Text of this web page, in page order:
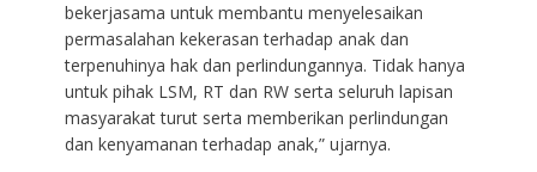
bekerjasama untuk membantu menyelesaikan
permasalahan kekerasan terhadap anak dan
terpenuhinya hak dan perlindungannya. Tidak hanya
untuk pihak LSM, RT dan RW serta seluruh lapisan
masyarakat turut serta memberikan perlindungan
dan kenyamanan terhadap anak,” ujarnya.